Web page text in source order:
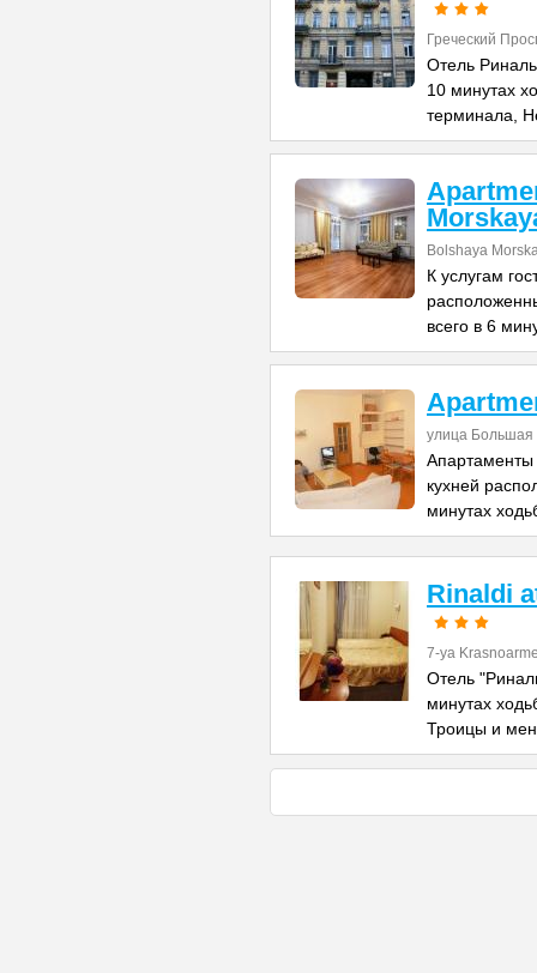
Греческий
Отель
10 минутах
терминала,
Bolshaya
К услугам
всего в 6
улица Большая
кухней
минутах
Rinaldi
7-ya
Отель
минутах
Троицы и